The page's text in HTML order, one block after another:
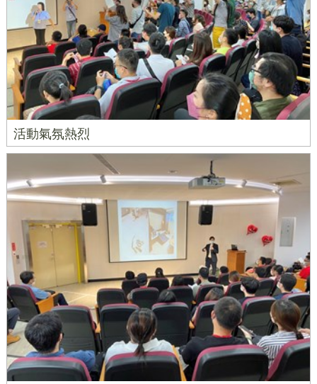
活動氣氛熱烈